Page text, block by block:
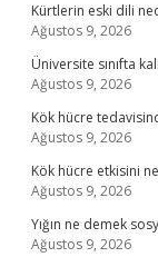
Kürtlerin eski dili
Ağustos 9, 2026
Üniversite sınıfta
Ağustos 9, 2026
Kök hücre
Ağustos 9, 2026
Kök hücre etkisini
Ağustos 9, 2026
Yığın ne demek
Ağustos 9, 2026